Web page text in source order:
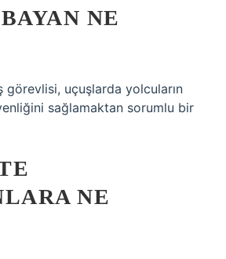
NE
görevlisi, uçuşlarda yolcuların
sağlamaktan sorumlu bir
NE